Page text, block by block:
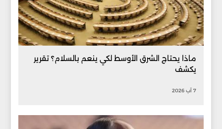
ماذا يحتاج الشرق الأوسط لكي ينعم بالسلام؟ تقرير
يكشف
7 آب 2026